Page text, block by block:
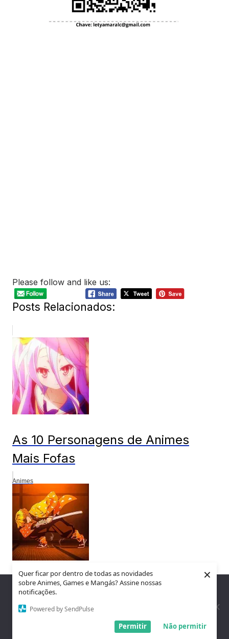
Quer ficar por dentro de todas as novidades
sobre Animes, Games e Mangás? Assine nossas
notificações.
Powered by SendPulse
Não permitir
Permitir
×
Please follow and like us:
Posts Relacionados:
As 10 Personagens de Animes
Mais Fofas
Animes
15 Easter Eggs que Você
(Provavelmente) Não Sabia Sobre
o Anime Demon Slayer (Kimetsu
Nós utilizamos cookies para garantir que você tenha a melhor
experiência em nosso site. Se você continua a usar este site,
assumimos que você está satisfeito.
Entendi!